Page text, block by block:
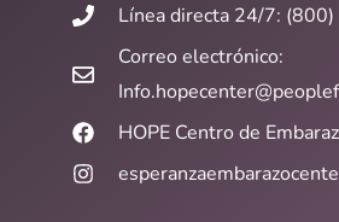
Línea directa 24/7:
Correo electrónico:
HOPE Centro de